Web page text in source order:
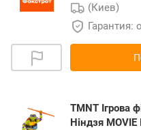
(Киев)
Гарантия:
TMNT Ігрова
Ніндзя